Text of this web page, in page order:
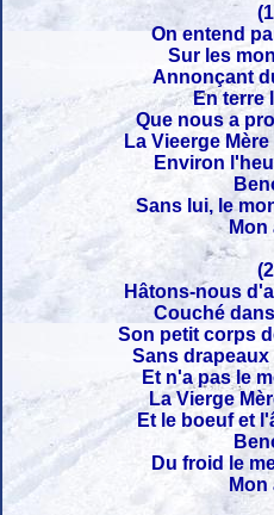
On entend
Sur les
Annonçant
En terre
Que nous a
La Vieerge
Environ
Sans lui, le
Mon
Hâtons-nous
Couché
Son petit corps
Sans
Et n'a pas le
La Vierge
Et le boeuf et
Du froid le
Mon